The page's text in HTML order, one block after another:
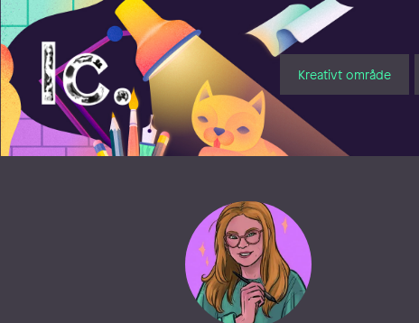
Illustratörcentrum
Kreativt område